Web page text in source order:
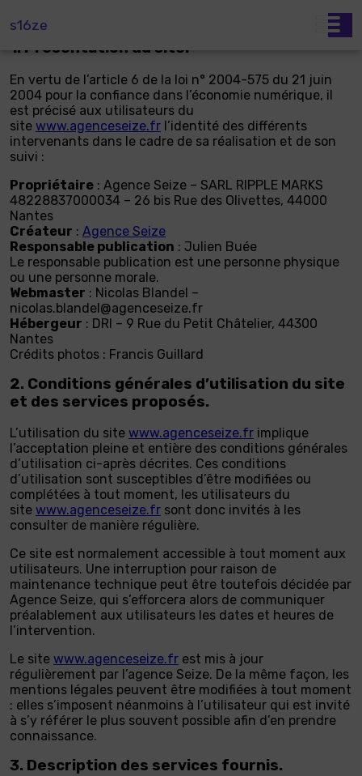
s16ze
1. Présentation du site.
En vertu de l’article 6 de la loi n° 2004-575 du 21 juin
2004 pour la confiance dans l’économie numérique, il
est précisé aux utilisateurs du
site www.agenceseize.fr l’identité des différents
intervenants dans le cadre de sa réalisation et de son
suivi :
Propriétaire : Agence Seize – SARL RIPPLE MARKS
48228837000034 – 26 bis Rue des Olivettes, 44000
Nantes
Créateur : Agence Seize
Responsable publication : Julien Buée
Le responsable publication est une personne physique
ou une personne morale.
Webmaster : Nicolas Blandel –
nicolas.blandel@agenceseize.fr
Hébergeur : DRI – 9 Rue du Petit Châtelier, 44300
Nantes
Crédits photos : Francis Guillard
2. Conditions générales d’utilisation du site
et des services proposés.
L’utilisation du site www.agenceseize.fr implique
l’acceptation pleine et entière des conditions générales
d’utilisation ci-après décrites. Ces conditions
d’utilisation sont susceptibles d’être modifiées ou
complétées à tout moment, les utilisateurs du
site www.agenceseize.fr sont donc invités à les
consulter de manière régulière.
Ce site est normalement accessible à tout moment aux
utilisateurs. Une interruption pour raison de
maintenance technique peut être toutefois décidée par
Agence Seize, qui s’efforcera alors de communiquer
préalablement aux utilisateurs les dates et heures de
l’intervention.
Le site www.agenceseize.fr est mis à jour
régulièrement par l’agence Seize. De la même façon, les
mentions légales peuvent être modifiées à tout moment
: elles s’imposent néanmoins à l’utilisateur qui est invité
à s’y référer le plus souvent possible afin d’en prendre
connaissance.
3. Description des services fournis.